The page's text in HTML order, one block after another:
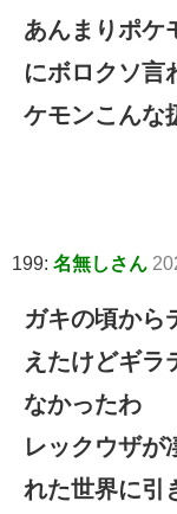
あんまりポケ
にボロクソ言
ケモンこんな
199: 名無しさん
ガキの頃から
えたけどギラ
なかったわ
レックウザが
れた世界に引